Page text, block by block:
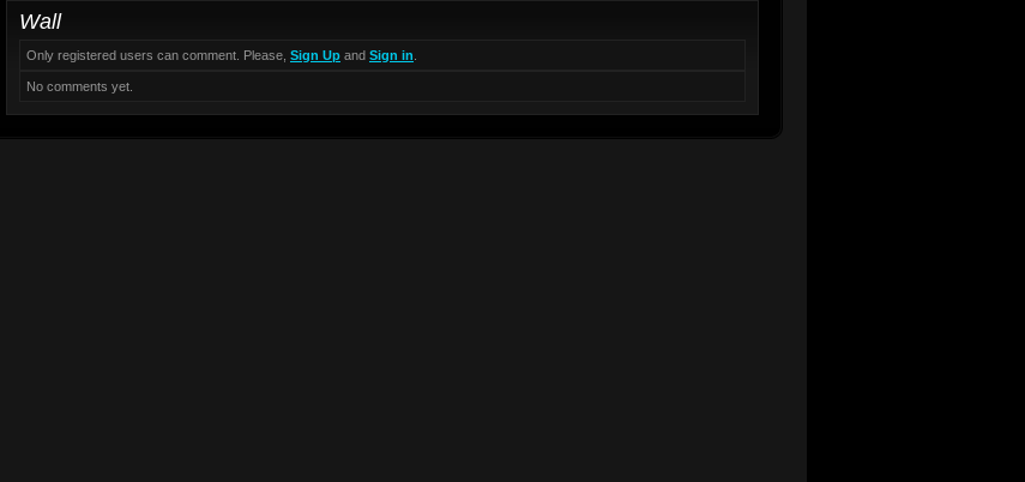
Wall
Only registered users can comment. Please, Sign Up and Sign in
No comments yet.